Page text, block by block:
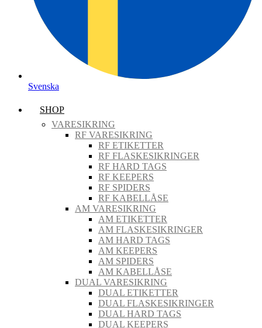
Svenska
SHOP
VARESIKRING
RF VARESIKRING
RF ETIKETTER
RF FLASKESIKRINGER
RF HARD TAGS
RF KEEPERS
RF SPIDERS
RF KABELLÅSE
AM VARESIKRING
AM ETIKETTER
AM FLASKESIKRINGER
AM HARD TAGS
AM KEEPERS
AM SPIDERS
AM KABELLÅSE
DUAL VARESIKRING
DUAL ETIKETTER
DUAL FLASKESIKRINGER
DUAL HARD TAGS
DUAL KEEPERS